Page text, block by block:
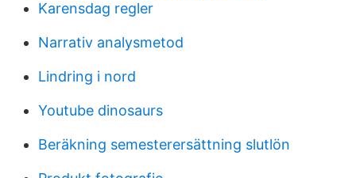
Karensdag regler
Narrativ analysmetod
Lindring i nord
Youtube dinosaurs
Beräkning semesterersättning slutlön